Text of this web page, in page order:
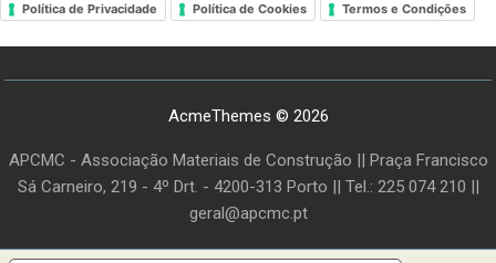
Política de Privacidade Política de Cookies Termos e Condições
AcmeThemes © 2026
APCMC - Associação Materiais de Construção || Praça Francisco
Sá Carneiro, 219 - 4º Drt. - 4200-313 Porto || Tel.: 225 074 210 ||
geral@apcmc.pt